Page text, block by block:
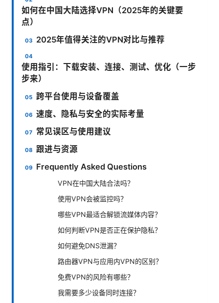
如何在中国大陆选择VPN（2025年的关键要
点）
2025年值得关注的VPN对比与推荐
使用指引：下载安装、连接、测试、优化（一步
步来）
跨平台使用与设备覆盖
速度、隐私与安全的实际考量
常见误区与使用建议
跟进与资源
Frequently Asked Questions
VPN在中国大陆合法吗？
使用VPN会被监控吗？
哪些VPN最适合解锁流媒体内容？
如何判断VPN是否正在保护隐私？
如何避免DNS泄漏？
路由器VPN与应用内VPN的区别？
免费VPN的风险有哪些？
我需要多少设备同时连接？